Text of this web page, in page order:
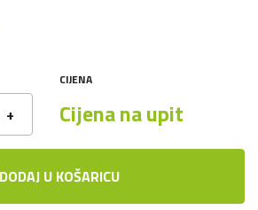
+
CIJENA
Cijena na upit
DODAJ U KOŠARICU